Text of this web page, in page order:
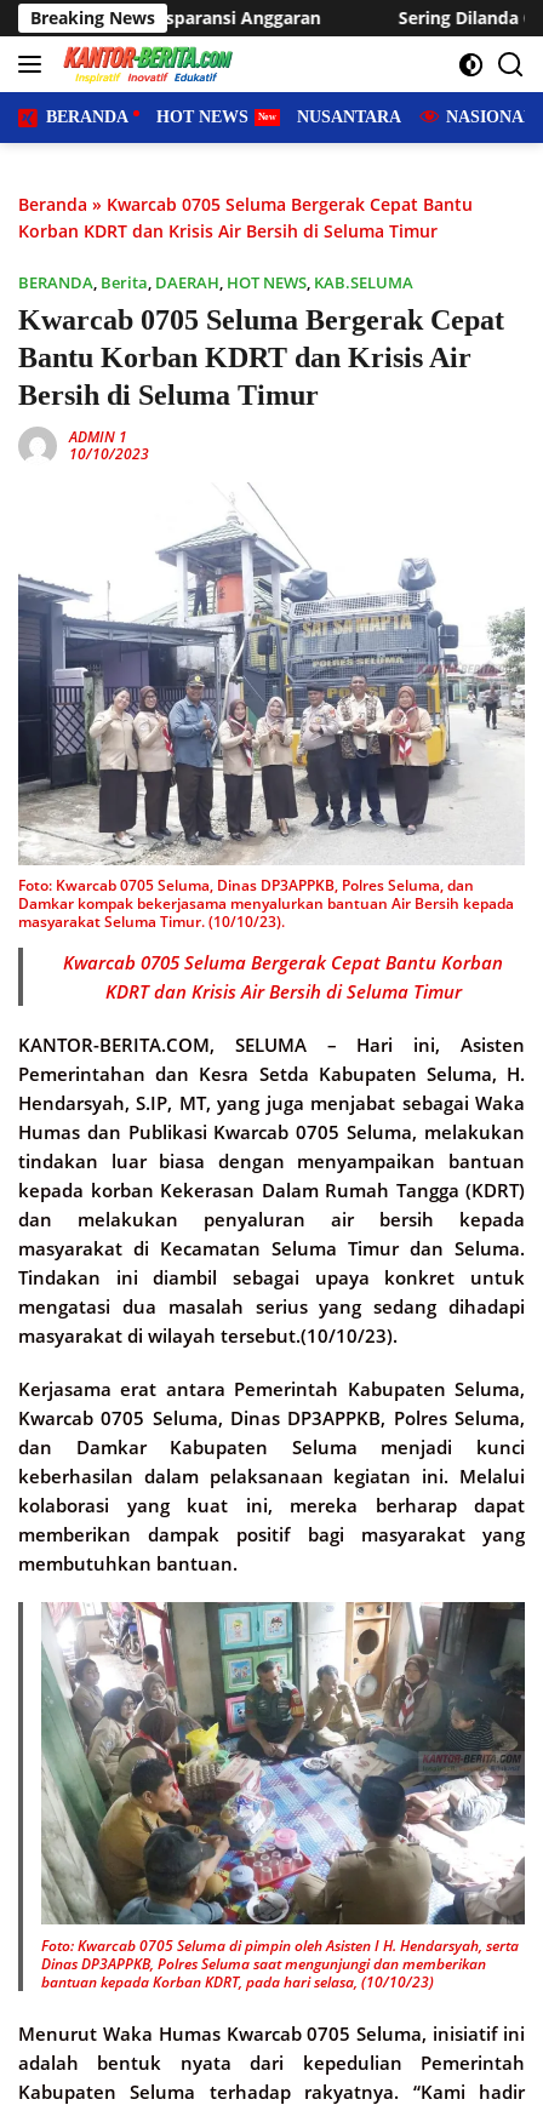
Langsung
ke
konten
Breaking News
Anggaran Sering Dilanda Genangan, Desa Sukaraja
BERANDA HOT NEWS NUSANTARA NASIONAL
Beranda » Kwarcab 0705 Seluma Bergerak Cepat Bantu
Korban KDRT dan Krisis Air Bersih di Seluma Timur
BERANDA, Berita, DAERAH, HOT NEWS, KAB.SELUMA
Kwarcab 0705 Seluma Bergerak Cepat
Bantu Korban KDRT dan Krisis Air
Bersih di Seluma Timur
ADMIN 1
10/10/2023
Foto: Kwarcab 0705 Seluma, Dinas DP3APPKB, Polres Seluma, dan
Damkar kompak bekerjasama menyalurkan bantuan Air Bersih kepada
masyarakat Seluma Timur. (10/10/23).
Kwarcab 0705 Seluma Bergerak Cepat Bantu Korban
KDRT dan Krisis Air Bersih di Seluma Timur
KANTOR-BERITA.COM, SELUMA – Hari ini, Asisten
Pemerintahan dan Kesra Setda Kabupaten Seluma, H.
Hendarsyah, S.IP, MT, yang juga menjabat sebagai Waka
Humas dan Publikasi Kwarcab 0705 Seluma, melakukan
tindakan luar biasa dengan menyampaikan bantuan
kepada korban Kekerasan Dalam Rumah Tangga (KDRT)
dan melakukan penyaluran air bersih kepada
masyarakat di Kecamatan Seluma Timur dan Seluma.
Tindakan ini diambil sebagai upaya konkret untuk
mengatasi dua masalah serius yang sedang dihadapi
masyarakat di wilayah tersebut.(10/10/23).
Kerjasama erat antara Pemerintah Kabupaten Seluma,
Kwarcab 0705 Seluma, Dinas DP3APPKB, Polres Seluma,
dan Damkar Kabupaten Seluma menjadi kunci
keberhasilan dalam pelaksanaan kegiatan ini. Melalui
kolaborasi yang kuat ini, mereka berharap dapat
memberikan dampak positif bagi masyarakat yang
membutuhkan bantuan.
Foto: Kwarcab 0705 Seluma di pimpin oleh Asisten I H. Hendarsyah, serta
Dinas DP3APPKB, Polres Seluma saat mengunjungi dan memberikan
bantuan kepada Korban KDRT, pada hari selasa, (10/10/23)
Menurut Waka Humas Kwarcab 0705 Seluma, inisiatif ini
adalah bentuk nyata dari kepedulian Pemerintah
Kabupaten Seluma terhadap rakyatnya. “Kami hadir